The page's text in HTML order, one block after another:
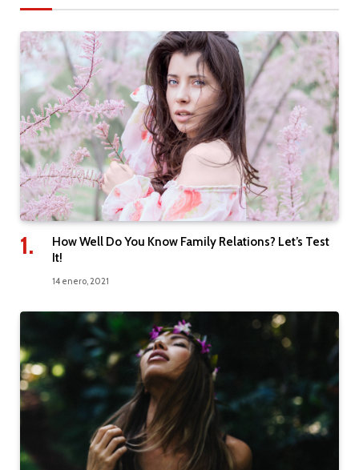
How Well Do You Know Family Relations? Let’s Test
It!
14 enero, 2021